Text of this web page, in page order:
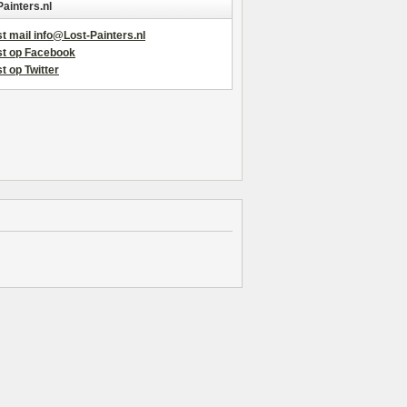
mail info@Lost-Painters.nl
op Facebook
op Twitter